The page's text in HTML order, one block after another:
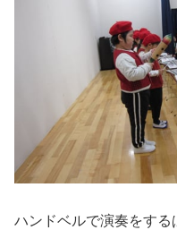
ハンドベルで演奏をする